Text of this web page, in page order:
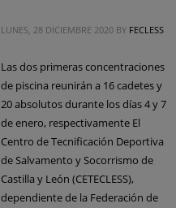
LUNES, 28 DICIEMBRE 2020 BY FECLESS
Las dos primeras concentraciones
de piscina reunirán a 16 cadetes y
20 absolutos durante los días 4 y 7
de enero, respectivamente El
Centro de Tecnificación Deportiva
de Salvamento y Socorrismo de
Castilla y León (CETECLESS),
dependiente de la Federación de